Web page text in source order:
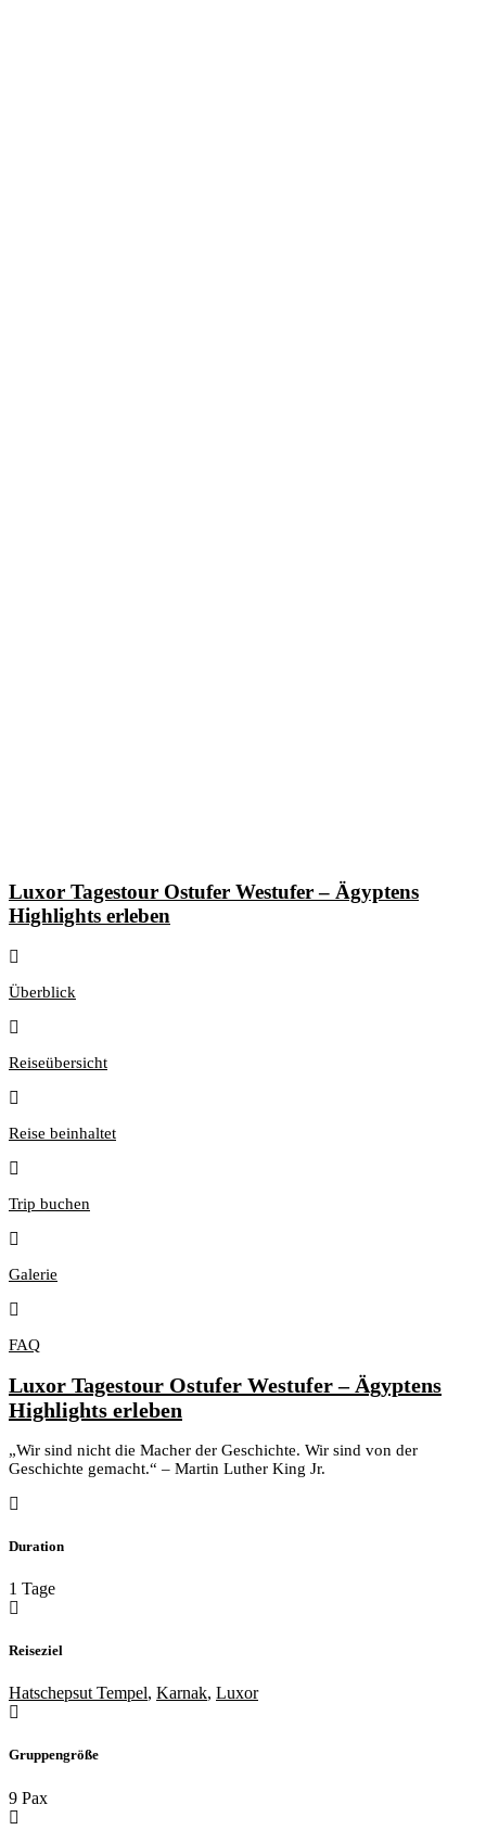
Luxor Tagestour Ostufer Westufer – Ägyptens
Highlights erleben
Überblick
Reiseübersicht
Reise beinhaltet
Trip buchen
Galerie
FAQ
Luxor Tagestour Ostufer Westufer – Ägyptens
Highlights erleben
„Wir sind nicht die Macher der Geschichte. Wir sind von der
Geschichte gemacht.“ – Martin Luther King Jr.
Duration
1 Tage
Reiseziel
Hatschepsut Tempel, Karnak, Luxor
Gruppengröße
9 Pax